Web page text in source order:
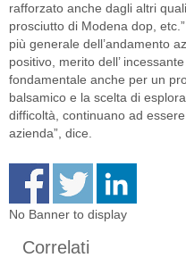
rafforzato anche dagli altri
prosciutto di Modena dop,
più generale dell’andamento
positivo, merito dell’
fondamentale anche per un
balsamico e la scelta di
difficoltà, continuano ad
azienda”, dice.
No Banner to display
Correlati